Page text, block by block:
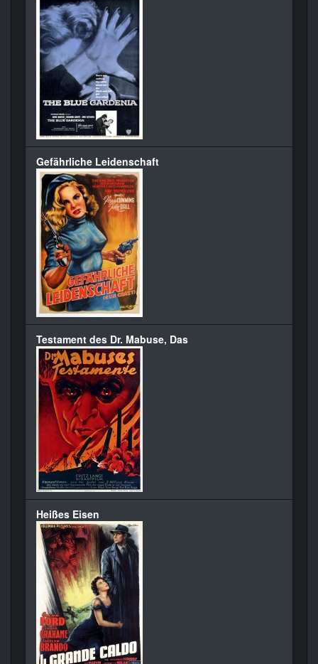
Gefährliche Leidenschaft
Testament des Dr. Mabuse, Das
Heißes Eisen